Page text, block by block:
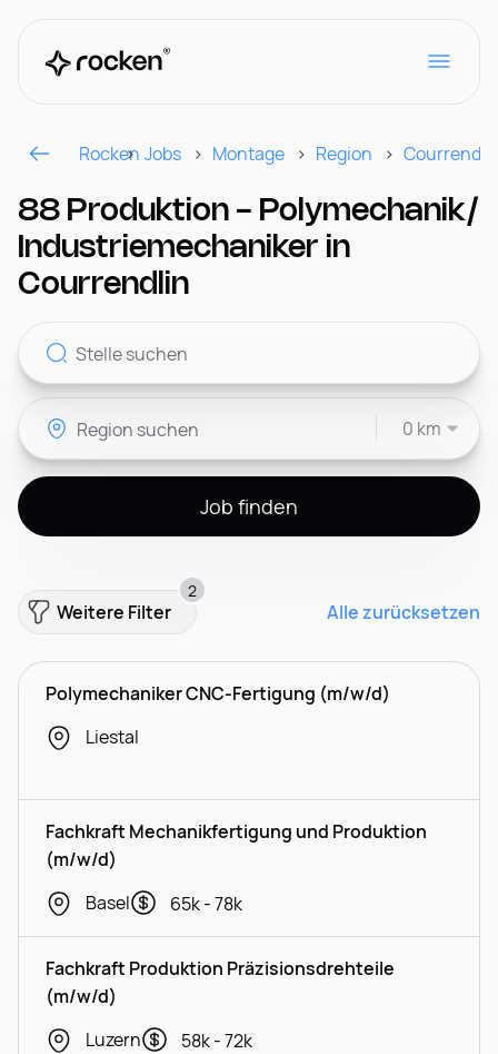
Für Arbeitgeber
Kontakt
Rocken Jobs Montage Region
88 Produktion - Polymechanik/
Industriemechaniker in
Courrendlin
0 km
Job finden
Weitere Filter
2
Alle zurücksetzen
Polymechaniker CNC-Fertigung (m/w/d)
Liestal
Fachkraft Mechanikfertigung und Produktion
(m/w/d)
Basel
65k - 78k
Fachkraft Produktion Präzisionsdrehteile
(m/w/d)
Luzern
58k - 72k